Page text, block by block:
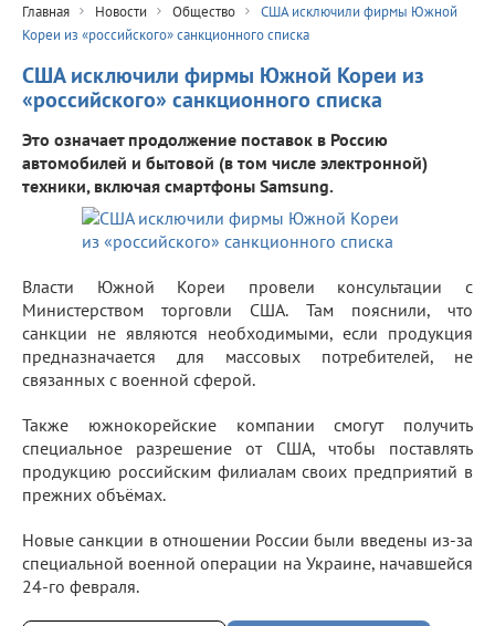
Главная Новости Общество
США исключили фирмы Южной
Кореи из «российского» санкционного списка
США исключили фирмы Южной Кореи из
«российского» санкционного списка
Это означает продолжение поставок в Россию
автомобилей и бытовой (в том числе электронной)
техники, включая смартфоны Samsung.
Власти Южной Кореи провели консультации с
Министерством торговли США. Там пояснили, что
санкции не являются необходимыми, если продукция
предназначается для массовых потребителей, не
связанных с военной сферой.
Также южнокорейские компании смогут получить
специальное разрешение от США, чтобы поставлять
продукцию российским филиалам своих предприятий в
прежних объёмах.
Новые санкции в отношении России были введены из-за
специальной военной операции на Украине, начавшейся
24-го февраля.